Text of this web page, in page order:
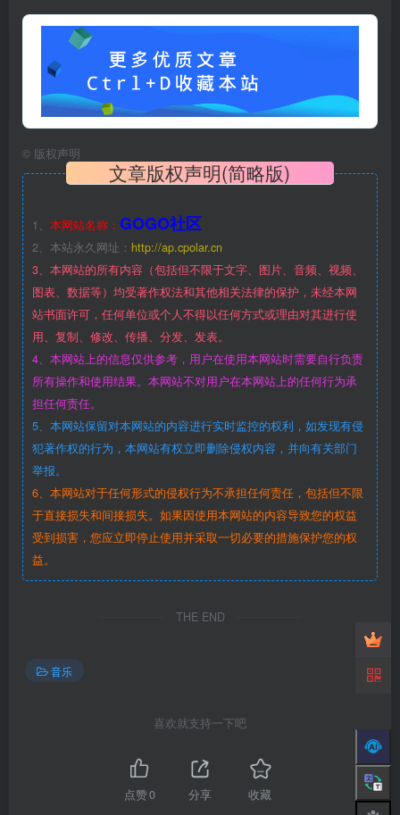
© 版权声明
文章版权声明(简略版)
1、 本网站名称： GOGO社区
2、本站永久网址： http://ap.cpolar.cn
3、本网站的所有内容（包括但不限于文字、图片、音频、视频、
图表、数据等）均受著作权法和其他相关法律的保护，未经本网
站书面许可，任何单位或个人不得以任何方式或理由对其进行使
用、复制、修改、传播、分发、发表。
4、本网站上的信息仅供参考，用户在使用本网站时需要自行负责
所有操作和使用结果。本网站不对用户在本网站上的任何行为承
担任何责任。
5、本网站保留对本网站的内容进行实时监控的权利，如发现有侵
犯著作权的行为，本网站有权立即删除侵权内容，并向有关部门
举报。
6、本网站对于任何形式的侵权行为不承担任何责任，包括但不限
于直接损失和间接损失。如果因使用本网站的内容导致您的权益
受到损害，您应立即停止使用并采取一切必要的措施保护您的权
益。
THE END
音乐
喜欢就支持一下吧
点赞0 分享 收藏